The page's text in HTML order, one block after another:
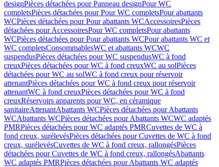
designPièces détachées pour Panneau designPour WC
completsPièces détachées pour Pour WC completsPour abattants
WCPièces détachées pour Pour abattants WCAccessoiresPièces
détachées pour AccessoiresPour WC completsPour abattants
WCPièces détachées pour Pour abattants WCPour abattants WC et
WC completsConsommablesWC et abattants WCWC
suspendusPièces détachées pour WC suspendusWC à fond
creuxPièces détachées pour WC à fond creuxWC au solPièces
détachées pour WC au solWC à fond creux pour réservoir
attenantPièces détachées pour WC à fond creux pour réservoir
attenantWC à fond creuxPièces détachées pour WC à fond
creuxRéservoirs apparents pour WC, en céramique
sanitaireAttenantAbattants WCPièces détachées pour Abattants
WCAbattants WCPièces détachées pour Abattants WCWC adaptés
PMRPièces détachées pour WC adaptés PMRCuvettes de WC à
fond creux, surélevésPièces détachées pour Cuvettes de WC à fond
creux, surélevésCuvettes de WC à fond creux, rallongésPièces
détachées pour Cuvettes de WC à fond creux, rallongésAbattants
WC adaptés PMRPièces détachées pour Abattants WC adaptés